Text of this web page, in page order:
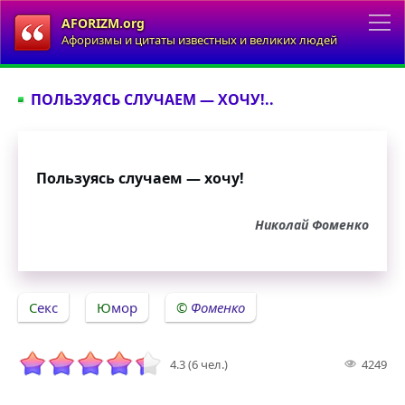
AFORIZM.org
Афоризмы и цитаты известных и великих людей
ПОЛЬЗУЯСЬ СЛУЧАЕМ — ХОЧУ!..
Пользуясь случаем — хочу!
Николай Фоменко
Секс Юмор Фоменко
4.3 (6 чел.) 4249